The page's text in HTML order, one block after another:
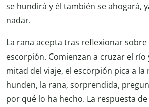
se hundirá y él también se ahogará,
nadar.
La rana acepta tras reflexionar
escorpión. Comienzan a cruzar el río
mitad del viaje, el escorpión pica a la
hunden, la rana, sorprendida,
por qué lo ha hecho. La respuesta